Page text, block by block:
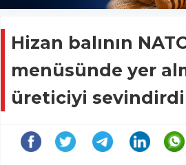
Hizan balının
menüsünde yer
üreticiyi sevindirdi